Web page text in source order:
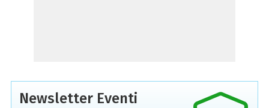
Newsletter Eventi